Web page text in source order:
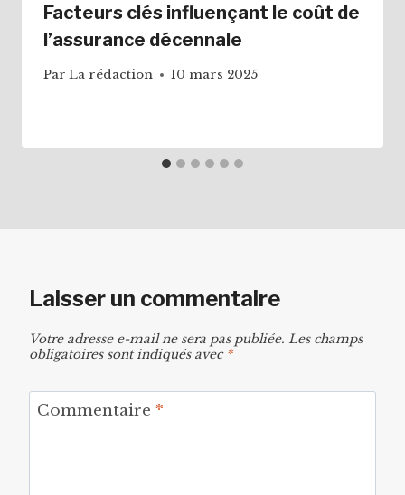
Facteurs clés influençant le coût de
l’assurance décennale
Par La rédaction 10 mars 2025
Laisser un commentaire
Votre adresse e-mail ne sera pas publiée. Les champs
obligatoires sont indiqués avec *
Commentaire *